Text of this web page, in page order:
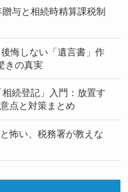
与と相続時精算課税制
悔しない「遺言書」作
きの真実
相続登記」入門：放置す
点と対策まとめ
怖い、税務署が教えな